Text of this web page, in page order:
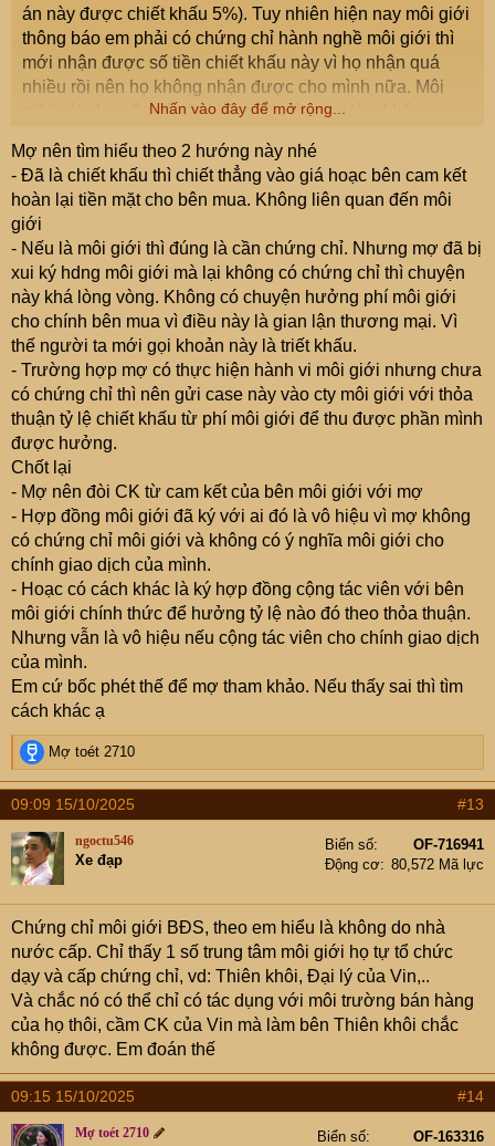
án này được chiết khấu 5%). Tuy nhiên hiện nay môi giới
thông báo em phải có chứng chỉ hành nghề môi giới thì
mới nhận được số tiền chiết khấu này vì họ nhận quá
nhiều rồi nên họ không nhận được cho mình nữa. Môi
giới nói như vậy có phải là muốn cò quay làm khó em
Lúc ký hợp đồng họ yêu cầu em ký một cái hợp đồng môi
giới, em nghĩ là để hợp thức hóa khoản tiền này nên em
cũng đã đồng ý ký.
Cụ nào có chứng chỉ này có thể nhận tiền giúp em
không? và chi phí như thế nào inbox e ạ? Trường hợp
em tự đi học để lấy chứng chỉ hành nghề thì có khó lắm
không và học ở đâu thì uy tín? Em tham khảo trên mạng
thì thấy nói năm chỉ tổ chức 1 đến 2 lần thi chứng chỉ thôi
và HN ít tổ chức. Có khi đây cũng là cơ duyên đưa e tới
nghề môi giới bđs cũng nên
. Nếu em có chứng chỉ
môi giới có cụ nào nhận em làm đệ không? Em cảm ơn
Nhấn vào đây để mở rộng...
Mợ nên tìm hiểu theo 2 hướng này nhé
- Đã là chiết khấu thì chiết thẳng vào giá hoạc bên cam kết
hoàn lại tiền mặt cho bên mua. Không liên quan đến môi
giới
- Nếu là môi giới thì đúng là cần chứng chỉ. Nhưng mợ đã bị
xui ký hdng môi giới mà lại không có chứng chỉ thì chuyện
này khá lòng vòng. Không có chuyện hưởng phí môi giới
cho chính bên mua vì điều này là gian lận thương mại. Vì
thế người ta mới gọi khoản này là triết khấu.
- Trường hợp mợ có thực hiện hành vi môi giới nhưng chưa
có chứng chỉ thì nên gửi case này vào cty môi giới với thỏa
thuận tỷ lệ chiết khấu từ phí môi giới để thu được phần mình
được hưởng.
Chốt lại
- Mợ nên đòi CK từ cam kết của bên môi giới với mợ
- Hợp đồng môi giới đã ký với ai đó là vô hiệu vì mợ không
có chứng chỉ môi giới và không có ý nghĩa môi giới cho
chính giao dịch của mình.
- Hoạc có cách khác là ký hợp đồng cộng tác viên với bên
môi giới chính thức để hưởng tỷ lệ nào đó theo thỏa thuận.
Nhưng vẫn là vô hiệu nếu cộng tác viên cho chính giao dịch
của mình.
Em cứ bốc phét thế để mợ tham khảo. Nếu thấy sai thì tìm
cách khác ạ
R
e
a
c
t
i
o
n
s
:
Mợ toét 2710
09:09 15/10/2025 #13
ngoctu546
Xe đạp
Biển số
OF-716941
Động cơ
80,572 Mã lực
Chứng chỉ môi giới BĐS, theo em hiểu là không do nhà
nước cấp. Chỉ thấy 1 số trung tâm môi giới họ tự tổ chức
dạy và cấp chứng chỉ, vd: Thiên khôi, Đại lý của Vin,..
Và chắc nó có thể chỉ có tác dụng với môi trường bán hàng
của họ thôi, cầm CK của Vin mà làm bên Thiên khôi chắc
không được. Em đoán thế
09:15 15/10/2025 #14
Mợ toét 2710 Biển số OF-163316